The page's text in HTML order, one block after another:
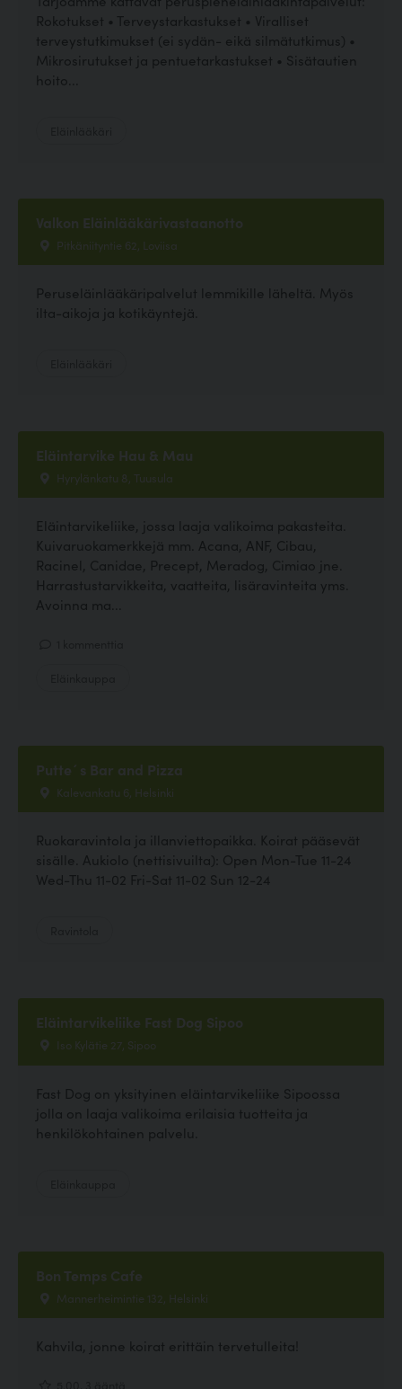
Rokotukset • Terveystarkastukset • Viralliset
terveystutkimukset (ei sydän- eikä silmätutkimus) •
Mikrosirutukset ja pentuetarkastukset • Sisätautien
hoito...
Valkon Eläinlääkärivastaanotto
Pitkäniityntie 62, Loviisa
Peruseläinlääkäripalvelut lemmikille läheltä. Myös
ilta-aikoja ja kotikäyntejä.
Eläintarvike Hau & Mau
Hyrylänkatu 8, Tuusula
Eläintarvikeliike, jossa laaja valikoima pakasteita.
Kuivaruokamerkkejä mm. Acana, ANF, Cibau,
Racinel, Canidae, Precept, Meradog, Cimiao jne.
Harrastustarvikkeita, vaatteita, lisäravinteita yms.
Avoinna ma...
Putte´s Bar and Pizza
Kalevankatu 6, Helsinki
Ruokaravintola ja illanviettopaikka. Koirat pääsevät
sisälle. Aukiolo (nettisivuilta): Open Mon-Tue 11-24
Wed-Thu 11-02 Fri-Sat 11-02 Sun 12-24
Eläintarvikeliike Fast Dog Sipoo
Iso Kylätie 27, Sipoo
Fast Dog on yksityinen eläintarvikeliike Sipoossa
jolla on laaja valikoima erilaisia tuotteita ja
henkilökohtainen palvelu.
Bon Temps Cafe
Mannerheimintie 132, Helsinki
Kahvila, jonne koirat erittäin tervetulleita!